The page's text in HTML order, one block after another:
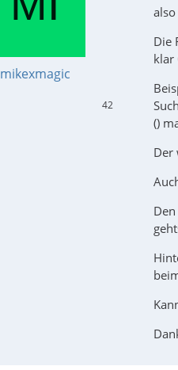
mikexmagic
42
Die
klar
()
Der